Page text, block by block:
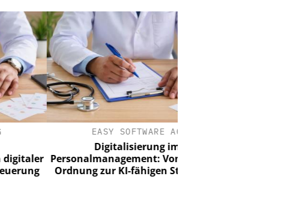
EASY SOFTWARE AG
Digitalisierung im
Personalmanagement: Von digitaler
Ordnung zur KI-fähigen Steuerung